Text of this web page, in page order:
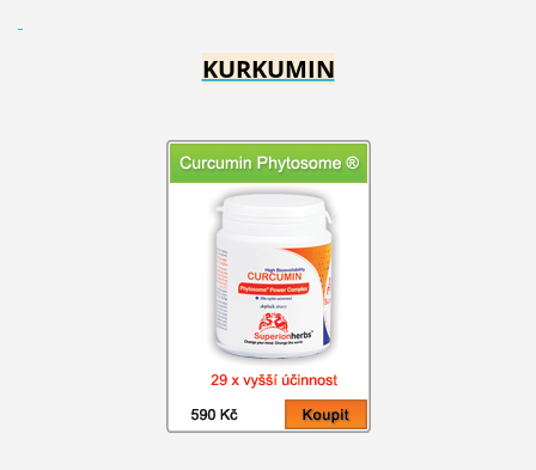
KURKUMIN